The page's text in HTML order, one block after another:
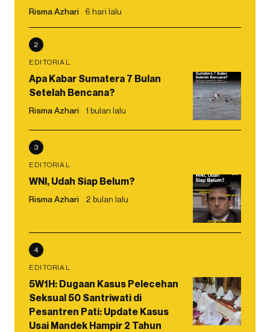
Risma Azhari 6 hari lalu
2
EDITORIAL
Apa Kabar Sumatera 7 Bulan
Setelah Bencana?
Risma Azhari 1 bulan lalu
3
EDITORIAL
WNI, Udah Siap Belum?
Risma Azhari 2 bulan lalu
4
EDITORIAL
5W1H: Dugaan Kasus Pelecehan
Seksual 50 Santriwati di
Pesantren Pati: Update Kasus
Usai Mandek Hampir 2 Tahun